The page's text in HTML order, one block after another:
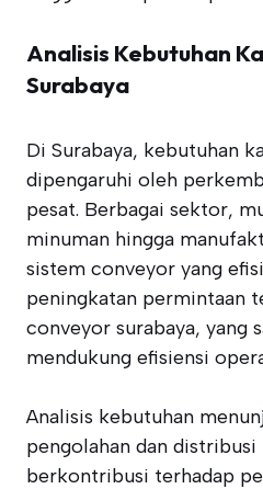
Analisis Kebutuhan
Surabaya
Di Surabaya, kebutuhan
dipengaruhi oleh
pesat. Berbagai sektor,
minuman hingga
sistem conveyor yang
peningkatan permintaan
conveyor surabaya, yang
mendukung efisiensi
Analisis kebutuhan
pengolahan dan
berkontribusi terhadap